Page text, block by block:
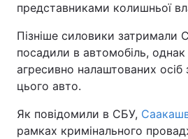
представниками колишньої
Пізніше силовики затримали
посадили в автомобіль,
агресивно налаштованих осіб
цього авто.
Як повідомили в СБУ,
рамках кримінального